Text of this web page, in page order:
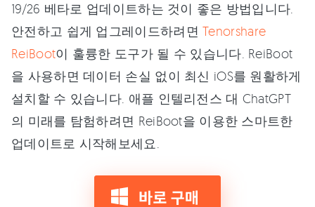
19/26 베타로 업데이트하는 것이 좋은 방법입니다.
안전하고 쉽게 업그레이드하려면Tenorshare
ReiBoot이 훌륭한 도구가 될 수 있습니다. ReiBoot
을 사용하면 데이터 손실 없이 최신 iOS를 원활하게
설치할 수 있습니다. 애플 인텔리전스 대 ChatGPT
의 미래를 탐험하려면 ReiBoot을 이용한 스마트한
업데이트로 시작해보세요.